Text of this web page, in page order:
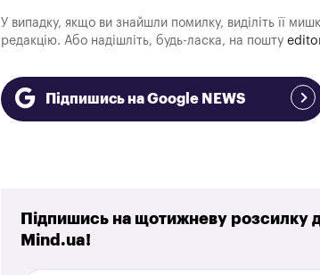
У випадку, якщо ви знайшли помилку, виділіть її
редакцію. Або надішліть, будь-ласка, на пошту
Підпишись на Google NEWS
Підпишись на щотижневу розсилку
Mind.ua!